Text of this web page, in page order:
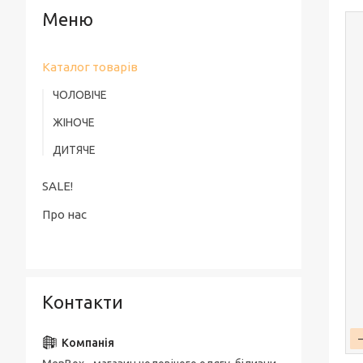
Каталог товарів
ЧОЛОВІЧЕ
ЖІНОЧЕ
ДИТЯЧЕ
SALE!
Про нас
Контакти